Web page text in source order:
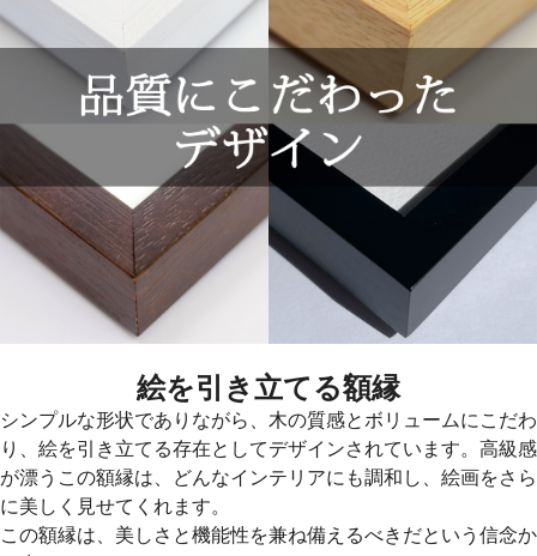
絵を引き立てる額縁
シンプルな形状でありながら、木の質感とボリュームにこだわ
り、絵を引き立てる存在としてデザインされています。高級感
が漂うこの額縁は、どんなインテリアにも調和し、絵画をさら
に美しく見せてくれます。
この額縁は、美しさと機能性を兼ね備えるべきだという信念か